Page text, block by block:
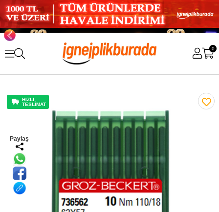
0
HIZLI
TESLİMAT
Paylaş